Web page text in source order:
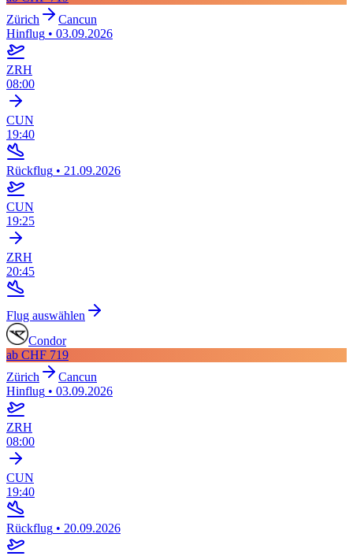
Zürich
Cancun
Hinflug • 03.09.2026
ZRH
08:00
CUN
19:40
Rückflug • 21.09.2026
CUN
19:25
ZRH
20:45
Flug auswählen
Condor
ab CHF 719
Zürich
Cancun
Hinflug • 03.09.2026
ZRH
08:00
CUN
19:40
Rückflug • 20.09.2026